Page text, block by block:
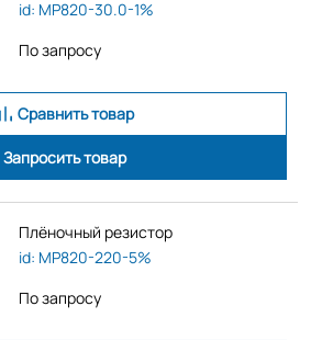
id: MP820-30.0-1%
По запросу
Сравнить товар
Запросить товар
Плёночный резистор
id: MP820-220-5%
По запросу